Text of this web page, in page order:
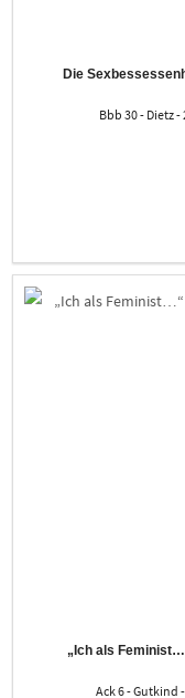
Die
Bbb 30 - Dietz -
„Ich als
Ack 6 - Gutkind